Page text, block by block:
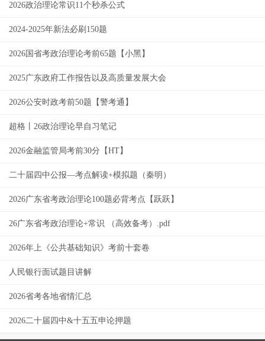
2026政治理论常识11个秒杀公式
2024-2025年新法必刷150题
2026国省考政治理论考前65题【小黑】
2025广东政府工作报告以及高质量发展大会
2026公安时政考前50题【警考通】
超格丨26政治理论早自习笔记
2026金融监管局考前30分【HT】
二十届四中公报—考点解读+模拟题（秦明）
2026广东省考政治理论100题必背考点【跃跃】
26广东省考政治理论+常识 （高效备考）.pdf
2026年上《公共基础知识》考前十套卷
人民银行面试题目讲解
2026省考各地省情汇总
2026二十届四中&十五五申论押题